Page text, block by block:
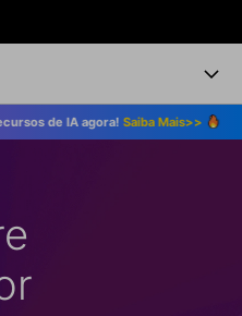
Saiba Mais>> Atualize